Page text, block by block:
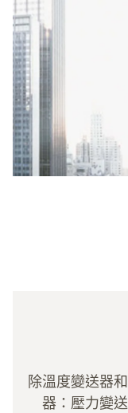
額外測量，比如
除溫度變送器
器：壓力變